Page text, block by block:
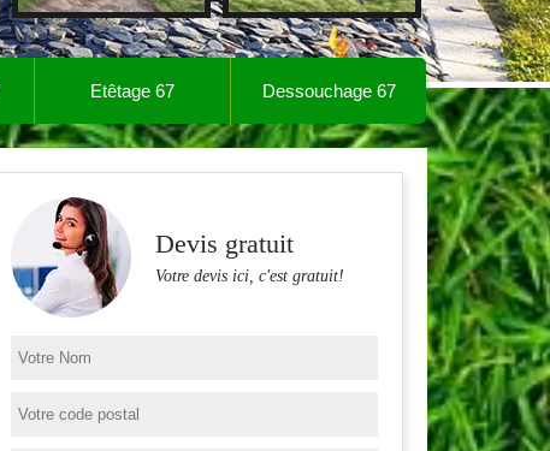
Etêtage 67 Dessouchage 67
Devis gratuit
Votre devis ici, c'est gratuit!